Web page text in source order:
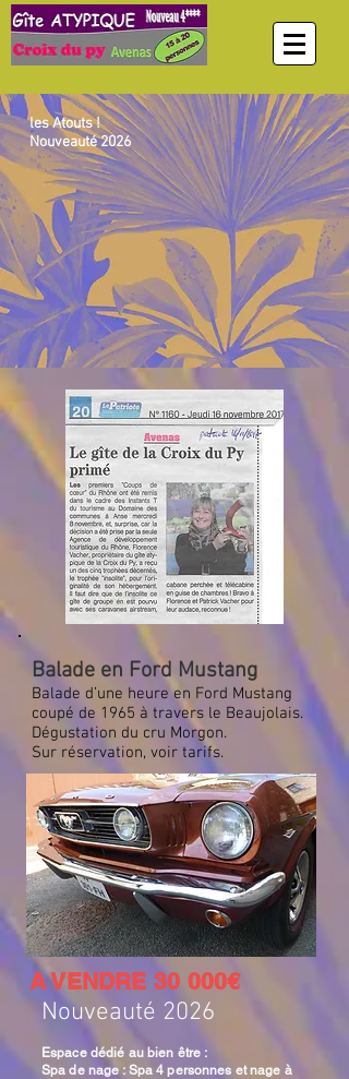
les Atouts !
Nouveauté 2026
Balade en Ford Mustang
Balade d’une heure en Ford Mustang
coupé de 1965 à travers le Beaujolais.
Dégustation du cru Morgon.
Sur réservation, voir tarifs.
A VENDRE 30 000€
Nouveauté 2026
Espace dédié au bien être :
Spa de nage : Spa 4 personnes et nage à